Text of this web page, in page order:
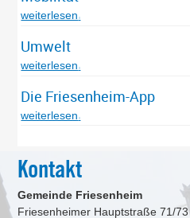
weiterlesen
Umwelt
weiterlesen
Die Friesenheim-App
weiterlesen
Kontakt
Gemeinde Friesenheim
Friesenheimer Hauptstraße 71/73